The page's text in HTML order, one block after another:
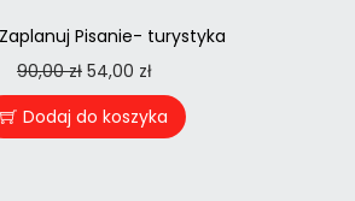
Pisanie- turystyka
90,00zł 54,00 zł
Dodaj do koszyka